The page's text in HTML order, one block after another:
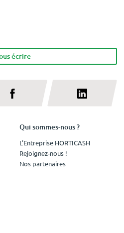
écrire
Qui sommes-nous ?
L'Entreprise HORTICASH
Rejoignez-nous !
Nos partenaires